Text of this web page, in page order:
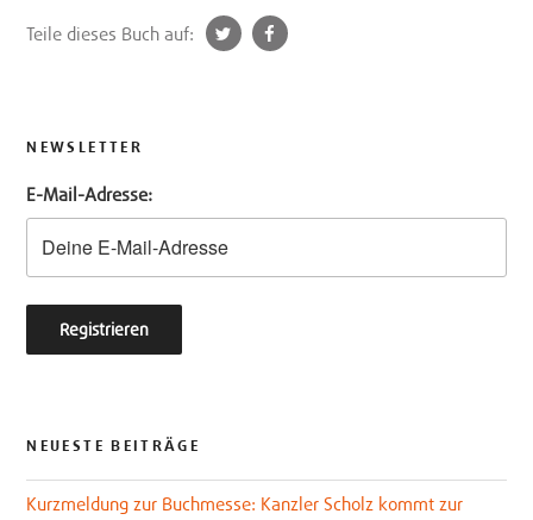
Teile dieses Buch auf:
t
NEWSLETTER
E-Mail-Adresse:
NEUESTE BEITRÄGE
Kurzmeldung zur Buchmesse: Kanzler Scholz kommt zur